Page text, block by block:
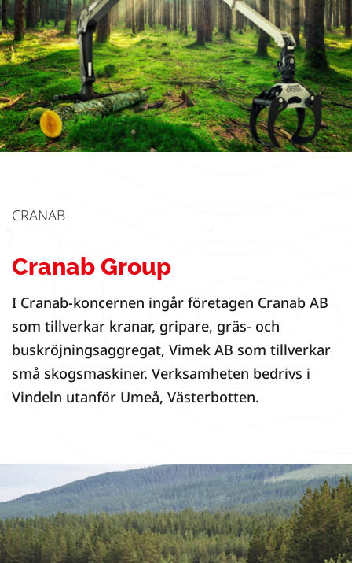
CRANAB
Cranab Group
I Cranab-koncernen ingår företagen Cranab AB
som tillverkar kranar, gripare, gräs- och
buskröjningsaggregat, Vimek AB som tillverkar
små skogsmaskiner. Verksamheten bedrivs i
Vindeln utanför Umeå, Västerbotten.